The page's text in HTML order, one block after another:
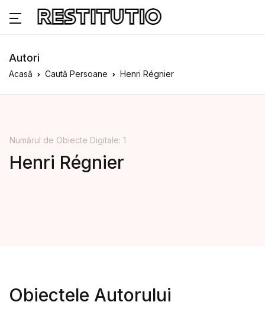
Autori
Acasă Caută Persoane Henri Régnier
Numărul de Obiecte Digitale: 1
Henri Régnier
Obiectele Autorului